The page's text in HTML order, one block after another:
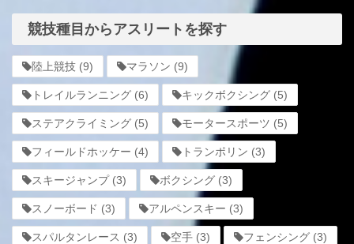
競技種目からアスリートを探す
陸上競技 (9) マラソン (9)
トレイルランニング (6) キックボクシング (5)
ステアクライミング (5) モータースポーツ (5)
フィールドホッケー (4) トランポリン (3)
スキージャンプ(3) ボクシング (3)
スノーボード (3) アルペンスキー (3)
スパルタンレース (3) 空手 (3) フェンシング (3)